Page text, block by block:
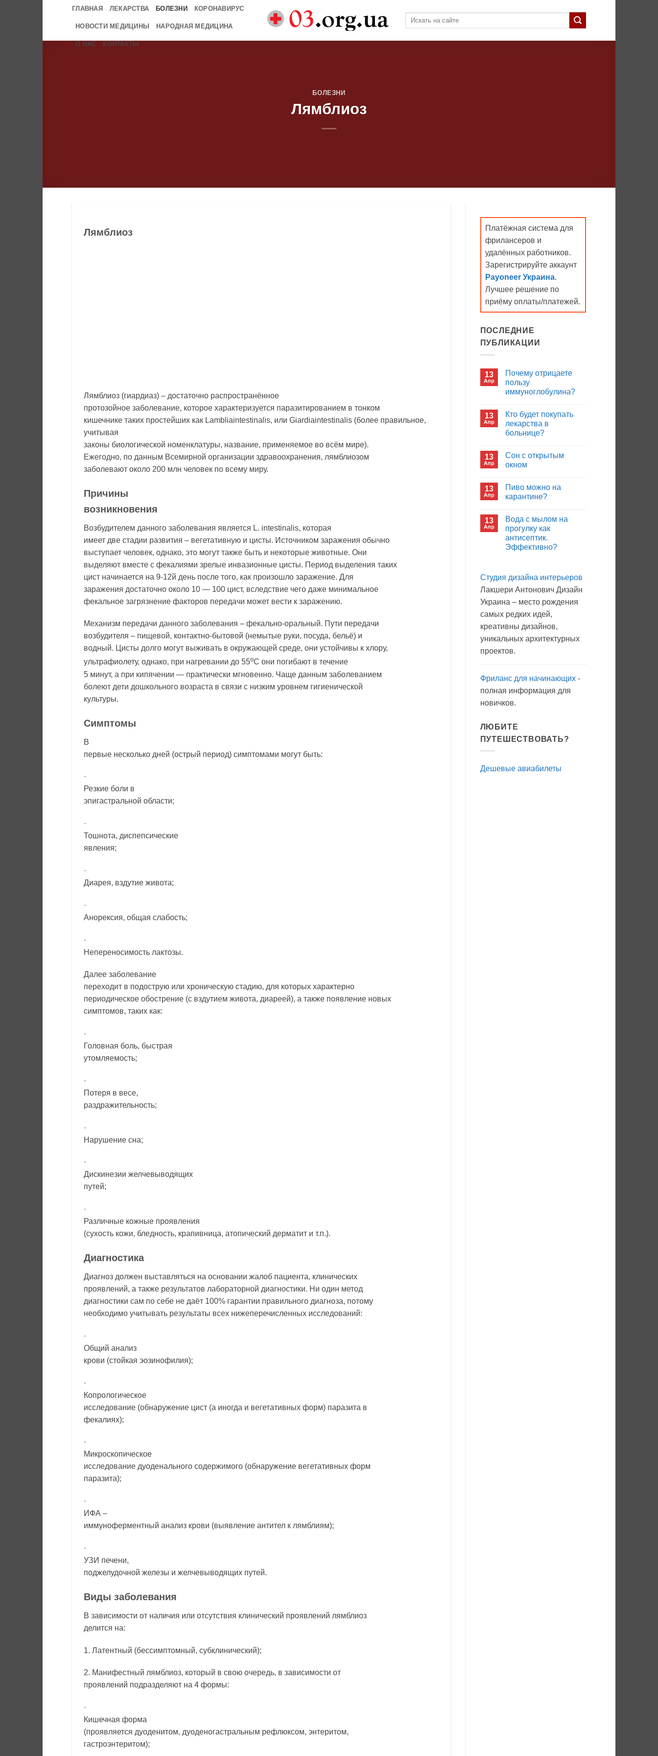
ГЛАВНАЯ ЛЕКАРСТВА БОЛЕЗНИ КОРОНАВИРУС
НОВОСТИ МЕДИЦИНЫ НАРОДНАЯ МЕДИЦИНА
О НАС КОНТАКТЫ
БОЛЕЗНИ
Лямблиоз
Лямблиоз
Лямблиоз (гиардиаз) – достаточно распространённое
протозойное заболевание, которое характеризуется паразитированием в тонком
кишечнике таких простейших как Lambliaintestinalis, или Giardiaintestinalis (более правильное,
учитывая
законы биологической номенклатуры, название, применяемое во всём мире).
Ежегодно, по данным Всемирной организации здравоохранения, лямблиозом
заболевают около 200 млн человек по всему миру.
Причины
возникновения
Возбудителем данного заболевания является L. intestinalis, которая
имеет две стадии развития – вегетативную и цисты. Источником заражения обычно
выступает человек, однако, это могут также быть и некоторые животные. Они
выделяют вместе с фекалиями зрелые инвазионные цисты. Период выделения таких
цист начинается на 9-12й день после того, как произошло заражение. Для
заражения достаточно около 10 — 100 цист, вследствие чего даже минимальное
фекальное загрязнение факторов передачи может вести к заражению.
Механизм передачи данного заболевания – фекально-оральный. Пути передачи
возбудителя – пищевой, контактно-бытовой (немытые руки, посуда, бельё) и
водный. Цисты долго могут выживать в окружающей среде, они устойчивы к хлору,
ультрафиолету, однако, при нагревании до 55оС они погибают в течение
5 минут, а при кипячении — практически мгновенно. Чаще данным заболеванием
болеют дети дошкольного возраста в связи с низким уровнем гигиенической
культуры.
Симптомы
В
первые несколько дней (острый период) симптомами могут быть:
·
Резкие боли в
эпигастральной области;
·
Тошнота, диспепсические
явления;
·
Диарея, вздутие живота;
·
Анорексия, общая слабость;
·
Непереносимость лактозы.
Далее заболевание
переходит в подострую или хроническую стадию, для которых характерно
периодическое обострение (с вздутием живота, диареей), а также появление новых
симптомов, таких как:
·
Головная боль, быстрая
утомляемость;
·
Потеря в весе,
раздражительность;
·
Нарушение сна;
·
Дискинезии желчевыводящих
путей;
·
Различные кожные проявления
(сухость кожи, бледность, крапивница, атопический дерматит и т.п.).
Диагностика
Диагноз должен выставляться на основании жалоб пациента, клинических
проявлений, а также результатов лабораторной диагностики. Ни один метод
диагностики сам по себе не даёт 100% гарантии правильного диагноза, потому
необходимо учитывать результаты всех нижеперечисленных исследований:
·
Общий анализ
крови (стойкая эозинофилия);
·
Копрологическое
исследование (обнаружение цист (а иногда и вегетативных форм) паразита в
фекалиях);
·
Микроскопическое
исследование дуоденального содержимого (обнаружение вегетативных форм
паразита);
·
ИФА –
иммуноферментный анализ крови (выявление антител к лямблиям);
·
УЗИ печени,
поджелудочной железы и желчевыводящих путей.
Виды заболевания
В зависимости от наличия или отсутствия клинический проявлений лямблиоз
делится на:
1. Латентный (бессимптомный, субклинический);
2. Манифестный лямблиоз, который в свою очередь, в зависимости от
проявлений подразделяют на 4 формы:
·
Кишечная форма
(проявляется дуоденитом, дуоденогастральным рефлюксом, энтеритом,
гастроэнтеритом);
Платёжная система для
фрилансеров и
удалённых работников.
Зарегистрируйте аккаунт
Payoneer Украина.
Лучшее решение по
приёму оплаты/платежей.
ПОСЛЕДНИЕ
ПУБЛИКАЦИИ
13
Апр
Почему отрицаете
пользу
иммуноглобулина?
записи
Почему
отрицаете
пользу
13
Апр
Кто будет покупать
лекарства в
больнице?
записи
Кто
будет
больнице?
13
Апр
Сон с открытым
окном
записи
Сон
с
13
Апр
Пиво можно на
карантине?
записи
Пиво
можно
на
карантине?
13
Апр
Вода с мылом на
прогулку как
антисептик.
Эффективно?
Вода
мылом
на
прогулку
антисептик.
Студия дизайна интерьеров
Лакшери Антонович Дизайн
Украина – место рождения
самых редких идей,
креативны дизайнов,
уникальных архитектурных
проектов.
Фриланс для начинающих-
полная информация для
новичков.
ЛЮБИТЕ
ПУТЕШЕСТВОВАТЬ?
Дешевые авиабилеты